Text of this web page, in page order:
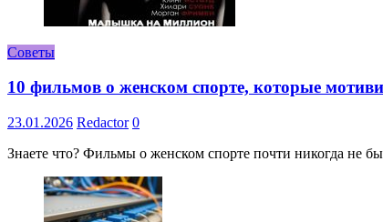
Советы
10 фильмов о женском спорте, которые
23.01.2026 Redactor 0
Знаете что? Фильмы о женском спорте почти никогда не